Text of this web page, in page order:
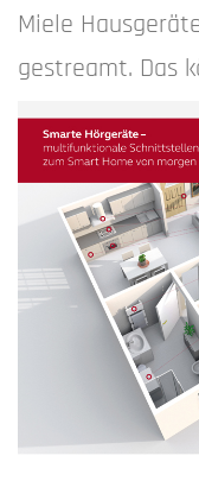
Miele
gestreamt. Das